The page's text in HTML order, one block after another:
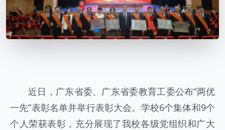
近日，广东省委、广东省委教育工委公布“两优
一先”表彰名单并举行表彰大会。学校6个集体和9个
个人荣获表彰，充分展现了我校各级党组织和广大